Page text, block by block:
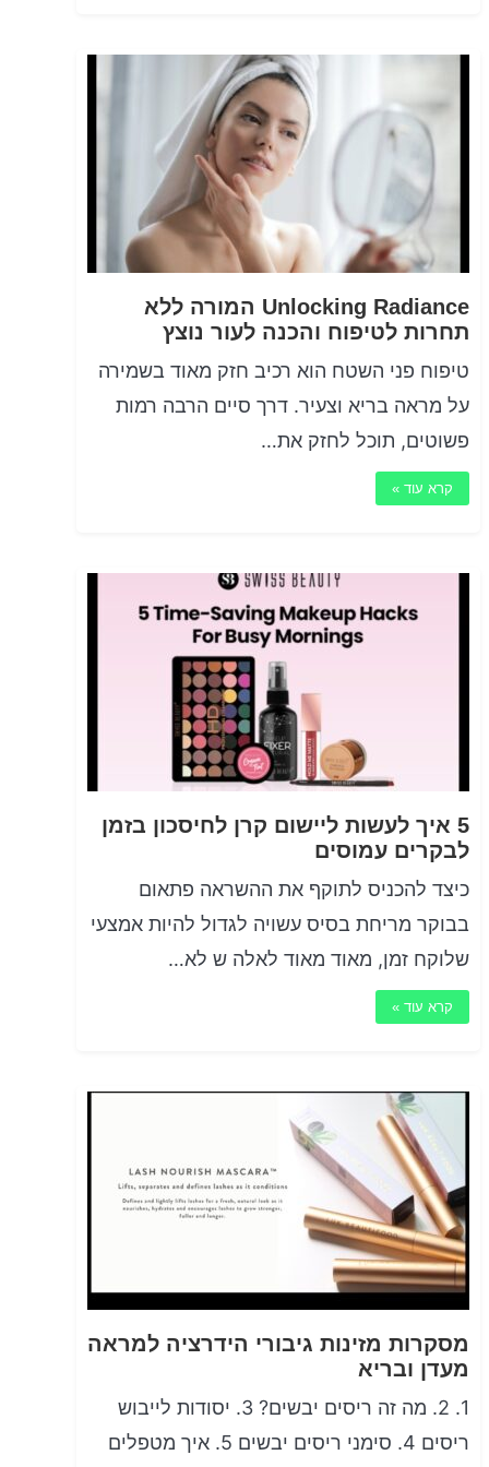
Unlocking Radiance המורה ללא
תחרות לטיפוח והכנה לעור נוצץ
טיפוח פני השטח הוא רכיב חזק מאוד בשמירה
על מראה בריא וצעיר. דרך סיים הרבה רמות
פשוטים, תוכל לחזק את…
קרא עוד »
5 איך לעשות ליישום קרן לחיסכון בזמן
לבקרים עמוסים
כיצד להכניס לתוקף את ההשראה פתאום
בבוקר מריחת בסיס עשויה לגדול להיות אמצעי
שלוקח זמן, מאוד מאוד לאלה ש לא…
קרא עוד »
מסקרות מזינות גיבורי הידרציה למראה
מעדן ובריא
1. 2. מה זה ריסים יבשים? 3. יסודות לייבוש
ריסים 4. סימני ריסים יבשים 5. איך מטפלים